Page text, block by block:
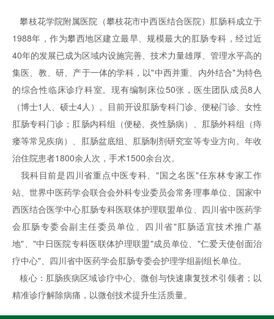
攀枝花学院附属医院（攀枝花市中西医结合医院）肛肠科成立于
1988年，作为攀西地区建立最早、规模最大的肛肠专科，经过近
40年的发展已成为区域内设施完善、技术力量雄厚、管理水平高的
集医、教、研、产于一体的学科，以"中西并重、内外结合"为特色
的综合性临床诊疗科室。现有编制床位50张，医生团队成员8人
（博士1人、硕士4人）。目前开设肛肠专科门诊、便秘门诊、女性
肛肠专科门诊；肛肠内科组（便秘、炎性肠病）、肛肠外科组（痔
瘘等常见疾病）、肛肠盆底组、肛肠制剂研究室等专业方向。年收
治住院患者1800余人次，手术1500余台次。
我科目前是四川省重点中医专科、"国之名医"任东林专家工作
站、世界中医药学会联合会外科专业委员会常务理事单位、国家中
西医结合医学中心肛肠专科医联体护理联盟单位、四川省中医药学
会肛肠专委会副主任委员单位、四川省"肛肠适宜技术推广基
地"、"中日医院专科医联体护理联盟"成员单位、"仁爱天使创面治
疗中心"、四川省中医药学会肛肠专委会护理学组副组长单位。
核心：肛肠疾病区域诊疗中心、微创与快速康复技术引领者；以
精准诊疗解除病痛，以微创技术提升生活质量。